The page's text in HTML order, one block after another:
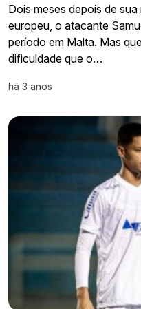
Dois meses depois de
europeu, o atacante
período em Malta. Mas
dificuldade que o…
há 3 anos